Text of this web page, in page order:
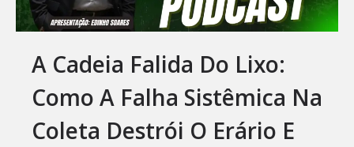
A Cadeia Falida Do Lixo:
Como A Falha Sistêmica Na
Coleta Destrói O Erário E